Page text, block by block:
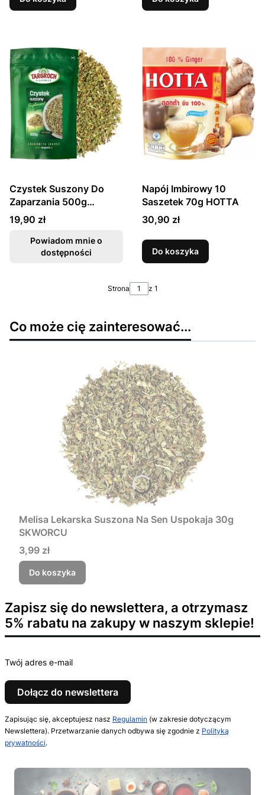
Czystek Suszony Do
Zaparzania 500g
TARGROCH
Cena
19,90 zł
Powiadom mnie o
dostępności
Napój Imbirowy 10
Saszetek 70g HOTTA
Cena
30,90 zł
Do koszyka
Strona z 1
Co może cię zainteresować...
Melisa Lekarska Suszona Na Sen Uspokaja 30g
SKWORCU
Cena
3,99 zł
Do koszyka
Zapisz się do newslettera, a otrzymasz
5% rabatu na zakupy w naszym sklepie!
Twój adres e-mail
Dołącz do newslettera
Zapisując się, akceptujesz nasz Regulamin (w zakresie dotyczącym
Newslettera). Przetwarzanie danych odbywa się zgodnie z Polityką
prywatności.